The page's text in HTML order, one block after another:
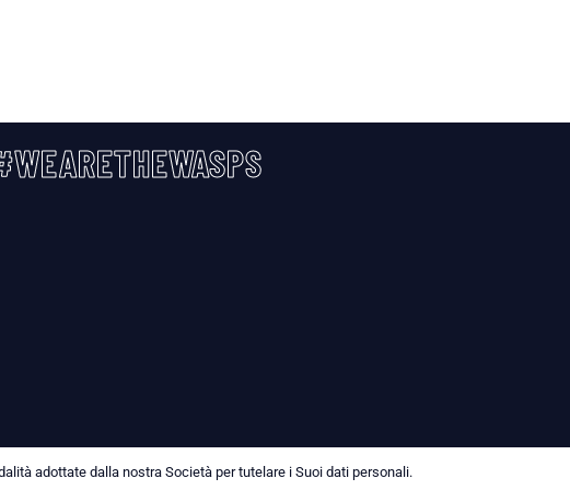
adottate dalla nostra Società per tutelare i Suoi dati personali.